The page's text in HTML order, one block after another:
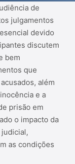
de
julgamentos
devido
discutem
bem
que
além
e a
prisão em
o impacto da
as condições